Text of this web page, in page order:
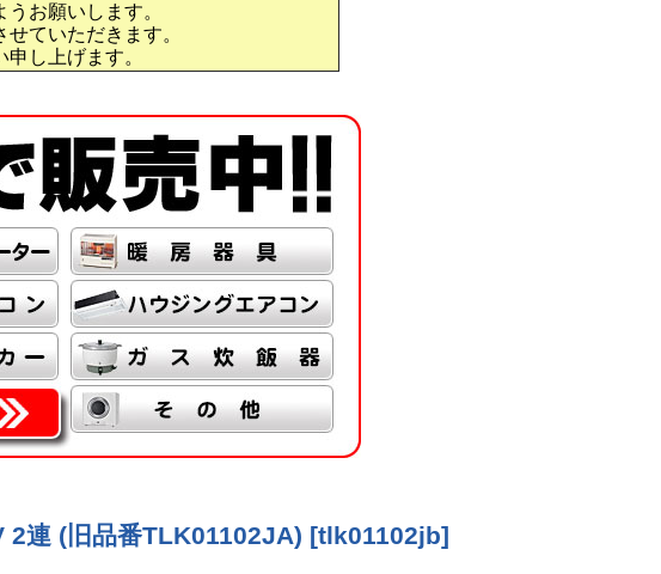
お願いします。
ていただきます。
し上げます。
連 (旧品番TLK01102JA) [tlk01102jb]